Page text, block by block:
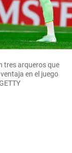
tres arqueros que
en el juego